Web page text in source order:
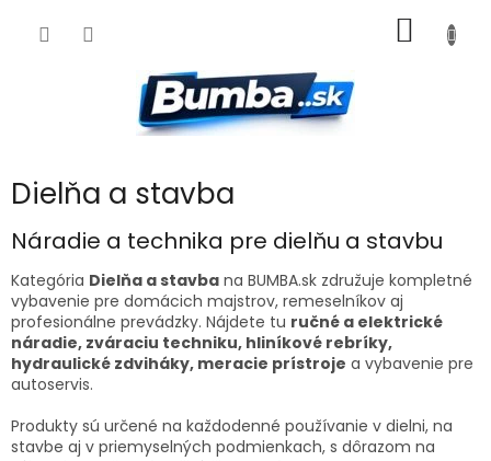
KOŠÍK
Dielňa a stavba
Náradie a technika pre dielňu a stavbu
Kategória Dielňa a stavba na BUMBA.sk združuje kompletné
vybavenie pre domácich majstrov, remeselníkov aj
profesionálne prevádzky. Nájdete tu ručné a elektrické
náradie, zváraciu techniku, hliníkové rebríky,
hydraulické zdviháky, meracie prístroje a vybavenie pre
autoservis.
Produkty sú určené na každodenné používanie v dielni, na
stavbe aj v priemyselných podmienkach, s dôrazom na